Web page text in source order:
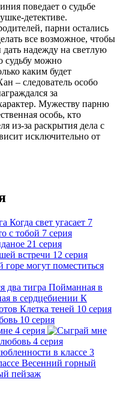
поведает о судьбе
детективе.
парни остались
все возможное, чтобы
дать надежду на светлую
судьбу можно
каким будет
– следователь особо
за
Мужеству парню
особь, кто
из-за раскрытия дела с
исключительно от
Когда свет угасает 7
с тобой 7 серия
21 серия
встречи 12 серия
горе могут поместиться
Пойманная в
К
Клетка теней 10 серия
10 серия
4 серия
4 серия
в классе 3
Весенний горный